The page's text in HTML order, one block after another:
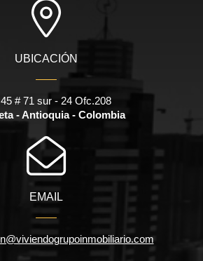
UBICACIÓN
# 71 sur - 24 Ofc.208
- Antioquia - Colombia
EMAIL